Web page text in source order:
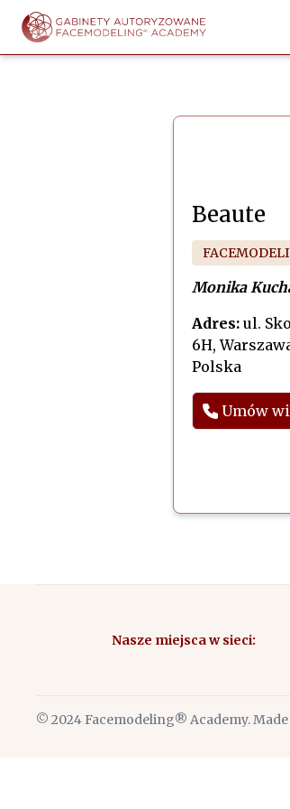
Beaute
Monika
Adres: ul.
6H,
Polska
Umów
Nasze miejsca w sieci:
© 2024 Facemodeling® Academy.